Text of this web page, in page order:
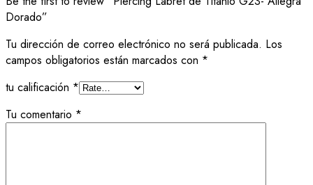
Dorado”
Tu dirección de correo electrónico no será publicada. Los
campos obligatorios están marcados con *
tu calificación *
Tu comentario *